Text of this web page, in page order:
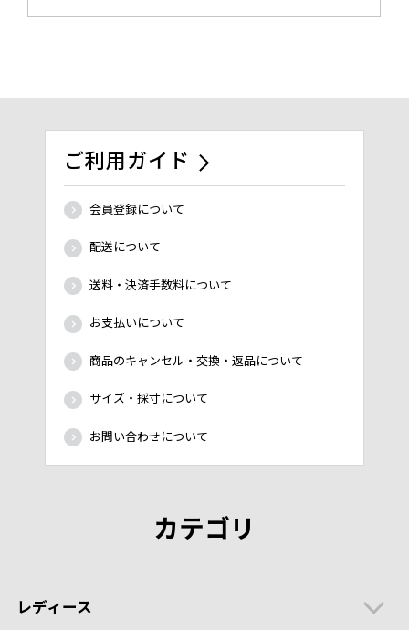
ご利用ガイド
会員登録について
配送について
送料・決済手数料について
お支払いについて
商品のキャンセル・交換・返品について
サイズ・採寸について
お問い合わせについて
カテゴリ
レディース